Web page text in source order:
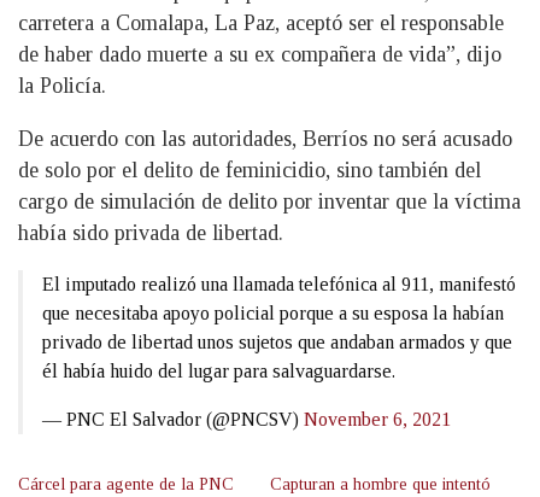
carretera a Comalapa, La Paz, aceptó ser el responsable
de haber dado muerte a su ex compañera de vida”, dijo
la Policía.
De acuerdo con las autoridades, Berríos no será acusado
de solo por el delito de feminicidio, sino también del
cargo de simulación de delito por inventar que la víctima
había sido privada de libertad.
El imputado realizó una llamada telefónica al 911, manifestó
que necesitaba apoyo policial porque a su esposa la habían
privado de libertad unos sujetos que andaban armados y que
él había huido del lugar para salvaguardarse.
— PNC El Salvador (@PNCSV) November 6, 2021
Cárcel para agente de la PNC
Capturan a hombre que intentó